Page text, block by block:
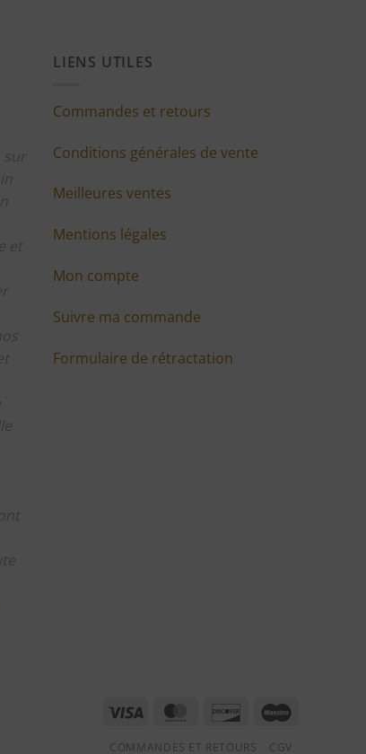
LIENS UTILES
Commandes et retours
Conditions générales de vente
Meilleures ventes
Mentions légales
Mon compte
Suivre ma commande
Formulaire de rétractation
Visa MasterCardDiscover
COMMANDES ET RETOURS CGV